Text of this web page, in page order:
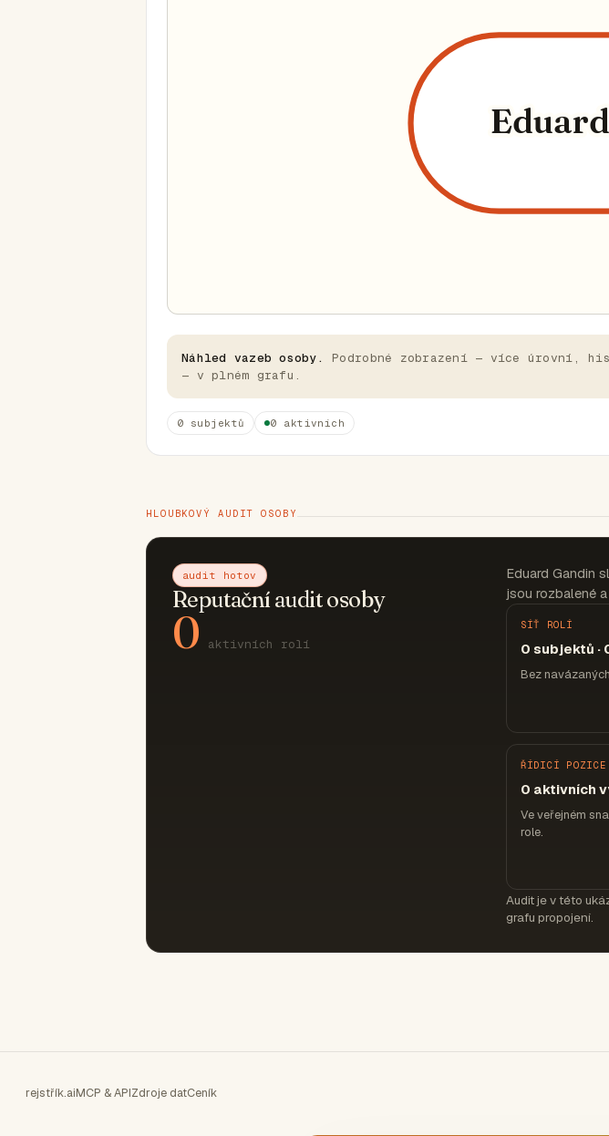
Náhled vazeb osoby.
Podrobné zobrazení — více úrovní,
— v plném grafu.
0 subjektů 0 aktivních
HLOUBKOVÝ AUDIT OSOBY
audit hotov
Reputační audit osoby
0 aktivních rolí
Eduard Gandin
jsou rozbalené
SÍŤ ROLÍ
0 subjektů ·
Bez
ŘÍDICÍ POZICE
0 aktivních
Ve veřejném
role.
Audit je v této
grafu propojení.
rejstřík.aiMCP & APIZdroje datCeník